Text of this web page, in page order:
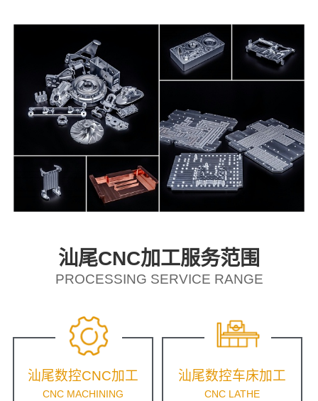
汕尾CNC加工服务范围
PROCESSING SERVICE RANGE
汕尾数控CNC加工
CNC MACHINING
汕尾数控车床加工
CNC LATHE